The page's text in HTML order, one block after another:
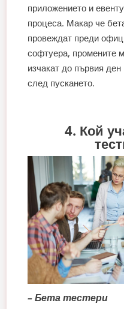
приложението и
процеса. Макар че
провеждат преди
софтуера, промените
изчакат до първия
след пускането.
4. Кой
– Бета тестери